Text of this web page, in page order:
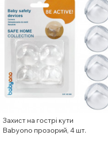
Захист на гострі кути
Babyono прозорий, 4 шт.